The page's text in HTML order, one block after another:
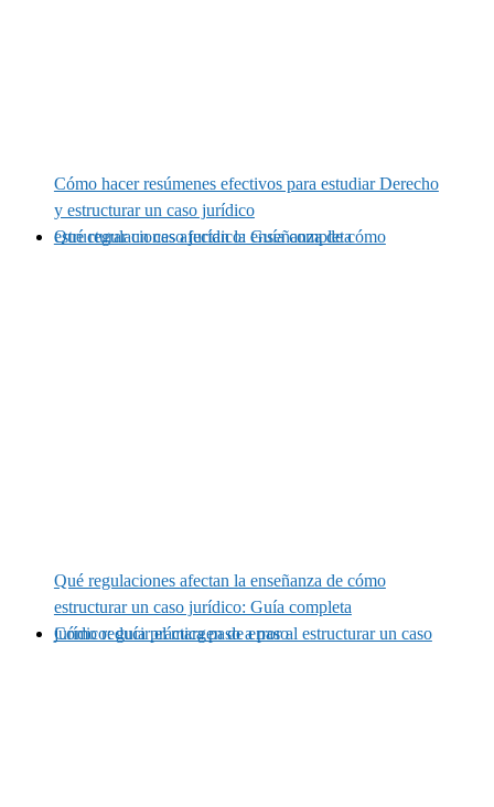
Cómo hacer resúmenes efectivos para estudiar Derecho
y estructurar un caso jurídico
Qué regulaciones afectan la enseñanza de cómo estructurar un caso jurídico: Guía completa
Qué regulaciones afectan la enseñanza de cómo
estructurar un caso jurídico: Guía completa
Cómo reducir el margen de error al estructurar un caso jurídico: guía práctica paso a paso